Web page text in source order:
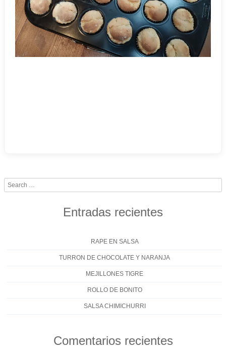
Search
Entradas recientes
RAPE EN SALSA
TURRON DE CHOCOLATE Y NARANJA
MEJILLONES TIGRE
ROLLO DE BONITO
SALSA CHIMICHURRI
Comentarios recientes